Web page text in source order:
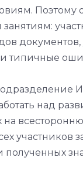
Поэтому
документов,
типичные
над
на
участников